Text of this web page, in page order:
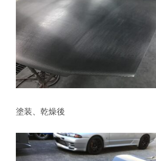
塗装、乾燥後